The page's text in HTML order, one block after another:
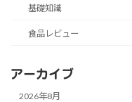
基礎知識
食品レビュー
アーカイブ
2026年8月